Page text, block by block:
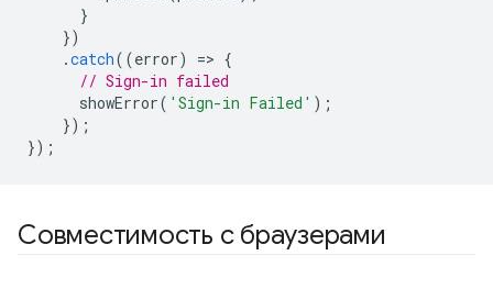
}
})
.catch((error) => {
// Sign-in failed
showError( 'Sign-in Failed' );
});
});
Совместимость с браузерами